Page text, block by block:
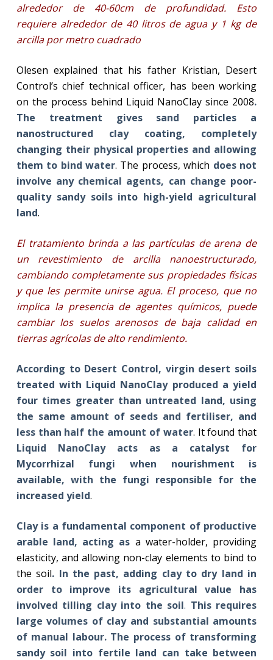
alrededor de 40-60cm de profundidad. Esto
requiere alrededor de 40 litros de agua y 1 kg de
arcilla por metro cuadrado
Olesen explained that his father Kristian, Desert
Control’s chief technical officer, has been working
on the process behind Liquid NanoClay since 2008.
The treatment gives sand particles a
nanostructured clay coating, completely
changing their physical properties and allowing
them to bind water. The process, which does not
involve any chemical agents, can change poor-
quality sandy soils into high-yield agricultural
land.
El tratamiento brinda a las partículas de arena de
un revestimiento de arcilla nanoestructurado,
cambiando completamente sus propiedades físicas
y que les permite unirse agua. El proceso, que no
implica la presencia de agentes químicos, puede
cambiar los suelos arenosos de baja calidad en
tierras agrícolas de alto rendimiento.
According to Desert Control, virgin desert soils
treated with Liquid NanoClay produced a yield
four times greater than untreated land, using
the same amount of seeds and fertiliser, and
less than half the amount of water. It found that
Liquid NanoClay acts as a catalyst for
Mycorrhizal fungi when nourishment is
available, with the fungi responsible for the
increased yield.
Clay is a fundamental component of productive
arable land, acting as a water-holder, providing
elasticity, and allowing non-clay elements to bind to
the soil. In the past, adding clay to dry land in
order to improve its agricultural value has
involved tilling clay into the soil. This requires
large volumes of clay and substantial amounts
of manual labour. The process of transforming
sandy soil into fertile land can take between